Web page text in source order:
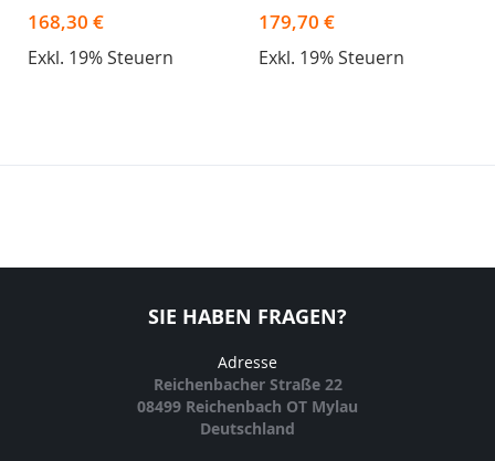
168,30 €
Exkl. 19% Steuern
179,70 €
Exkl. 19% Steuern
SIE HABEN FRAGEN?
Adresse
Reichenbacher Straße 22
08499 Reichenbach OT Mylau
Deutschland